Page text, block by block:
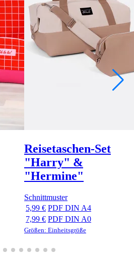
Reisetaschen-Set
"Harry" &
"Hermine"
Schnittmuster
5,99 € PDF DIN A4
7,99 € PDF DIN A0
Größen: Einheitsgröße